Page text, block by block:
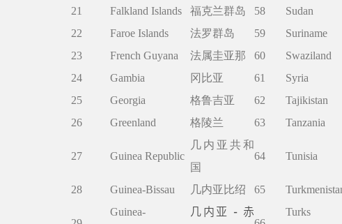
21
Falkland Islands 福克兰群岛 58 Sudan
22
Faroe Islands 法罗群岛 59 Suriname
23
French Guyana 法属圭亚那 60 Swaziland
24
Gambia 冈比亚 61 Syria
25
Georgia 格鲁吉亚 62 Tajikistan
26
Greenland 格陵兰 63 Tanzania
27 Guinea Republic
几内亚共和
国
64 Tunisia
28 Guinea-Bissau 几内亚比绍 65
Guinea-
几内亚 - 赤
Turks